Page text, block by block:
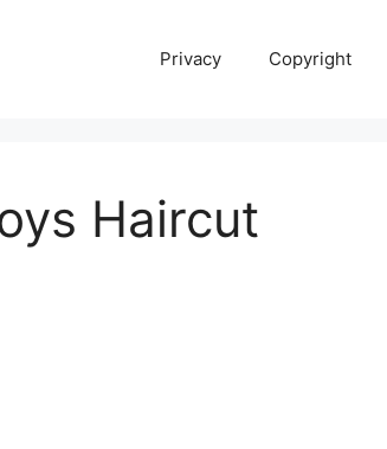
Privacy Copyright
Haircut